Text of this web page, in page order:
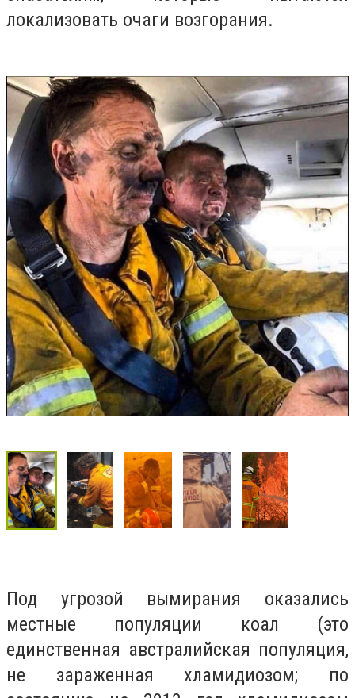
локализовать очаги возгорания.
Под угрозой вымирания оказались
местные популяции коал (это
единственная австралийская популяция,
не зараженная хламидиозом; по